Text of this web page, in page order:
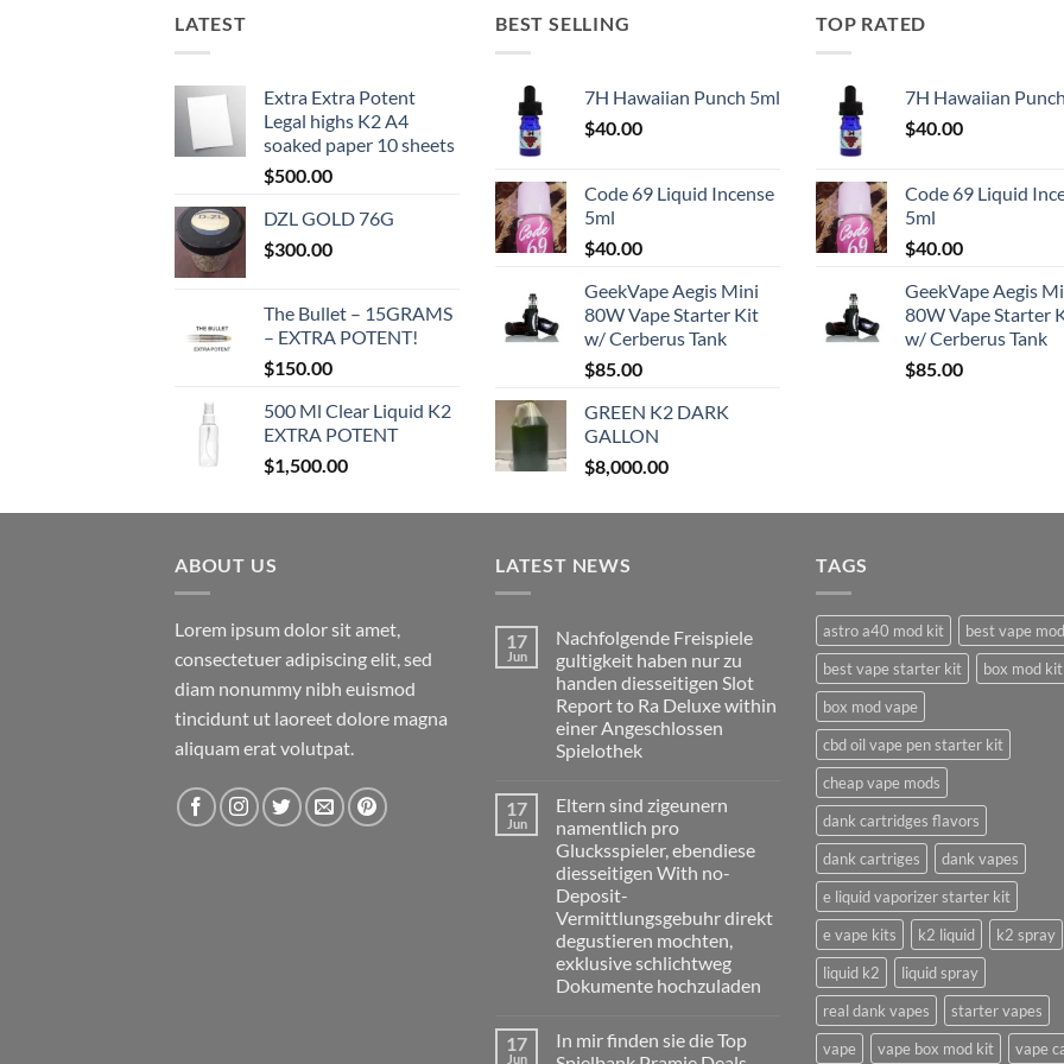
LATEST
Extra Extra Potent
Legal highs K2 A4
soaked paper 10 sheets
$500.00
DZL GOLD 76G
$300.00
The Bullet – 15GRAMS
– EXTRA POTENT!
$150.00
500 Ml Clear Liquid K2
EXTRA POTENT
$1,500.00
BEST SELLING
7H Hawaiian Punch 5ml
$40.00
Code 69 Liquid Incense
5ml
$40.00
GeekVape Aegis Mini
80W Vape Starter Kit
w/ Cerberus Tank
$85.00
GREEN K2 DARK
GALLON
$8,000.00
TOP RATED
7H Hawaiian
$40.00
Code 69 Liquid
5ml
$40.00
GeekVape Aegis
80W Vape Starter
w/ Cerberus Tank
$85.00
ABOUT US
Lorem ipsum dolor sit amet,
consectetuer adipiscing elit, sed
diam nonummy nibh euismod
tincidunt ut laoreet dolore magna
aliquam erat volutpat.
LATEST NEWS
17
Jun
Nachfolgende Freispiele
gultigkeit haben nur zu
handen diesseitigen Slot
Report to Ra Deluxe within
einer Angeschlossen
Spielothek
on
Nachfolgende
Freispiele
gultigkeit
haben
nur
zu
handen
diesseitigen
Slot
Report
to
Ra
einer
Angeschlossen
17
Jun
Eltern sind zigeunern
namentlich pro
Glucksspieler, ebendiese
diesseitigen With no-
Deposit-
Vermittlungsgebuhr direkt
degustieren mochten,
exklusive schlichtweg
Dokumente hochzuladen
on
Eltern
17
Jun
In mir finden sie die Top
TAGS
astro a40 mod kit
best vape mod
best vape starter kit
box mod kit
box mod vape
cbd oil vape pen starter kit
cheap vape mods
dank cartridges flavors
dank cartriges
dank vapes
e liquid vaporizer starter kit
e vape kits
k2 liquid
k2 spray
liquid k2
liquid spray
real dank vapes
starter vapes
vape
vape box mod kit vape